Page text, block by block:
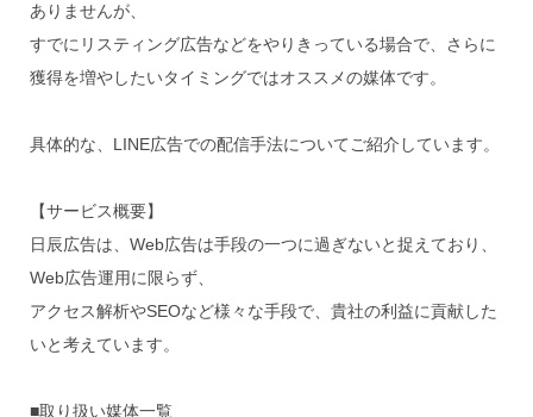
ありませんが、
すでにリスティング広告などをやりきっている場合で、さらに
獲得を増やしたいタイミングではオススメの媒体です。
具体的な、LINE広告での配信手法についてご紹介しています。
【サービス概要】
日辰広告は、Web広告は手段の一つに過ぎないと捉えており、
Web広告運用に限らず、
アクセス解析やSEOなど様々な手段で、貴社の利益に貢献した
いと考えています。
■取り扱い媒体一覧